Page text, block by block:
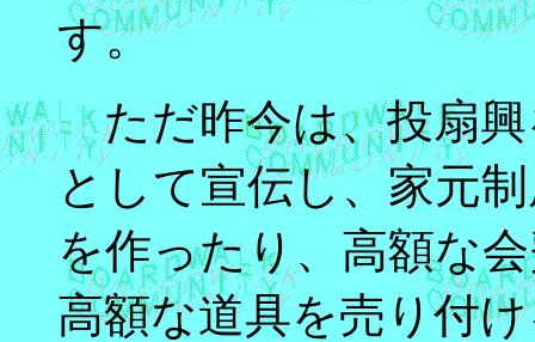
す。
ただ昨今は、投扇興
として宣伝し、家元
を作ったり、高額な
高額な道具を売り付